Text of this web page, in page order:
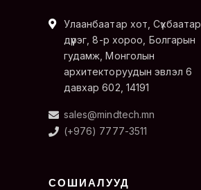
Улаанбаатар хот, Сүхбаатар
дүүрэг, 8-р хороо, Болгарын
гудамж, Монголын
архитекторуудын эвлэл 6
давхар 602, 14191
sales@mindtech.mn
(+976) 7777-3511
СОШИАЛУУД